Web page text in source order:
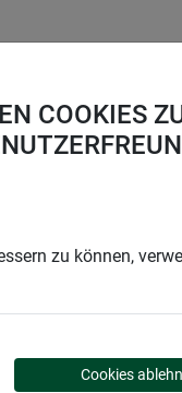
COOKIES
zu können,
Cookies